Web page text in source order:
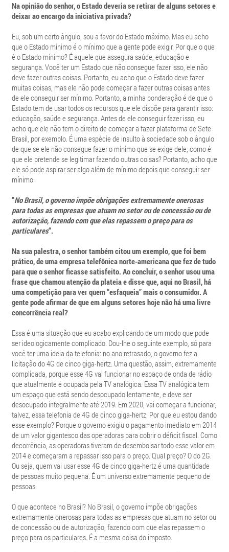
Na opinião do senhor, o Estado deveria se retirar de alguns setores e
deixar ao encargo da iniciativa privada?
Eu, sob um certo ângulo, sou a favor do Estado máximo. Mas eu acho
que o Estado mínimo é o mínimo que a gente pode exigir. Por que o que
é o Estado mínimo? É aquele que assegura saúde, educação e
segurança. Você ter um Estado que não consegue fazer isso, ele não
deve fazer outras coisas. Portanto, eu acho que o Estado deve fazer
muitas coisas, mas ele não pode começar a fazer outras coisas antes
de ele conseguir ser mínimo. Portanto, a minha ponderação é de que o
Estado tem de usar todos os recursos que ele dispõe para garantir isso:
educação, saúde e segurança. Antes de ele conseguir fazer isso, eu
acho que ele não tem o direito de começar a fazer plataforma de Sete
Brasil, por exemplo. É uma espécie de insulto à sociedade sob o ângulo
de que se ele não consegue fazer o mínimo que se exige dele, como é
que ele pretende se legitimar fazendo outras coisas? Portanto, acho que
ele só pode aspirar ser algo além de mínimo depois que conseguir ser
mínimo.
“No Brasil, o governo impõe obrigações extremamente onerosas
para todas as empresas que atuam no setor ou de concessão ou de
autorização, fazendo com que elas repassem o preço para os
particulares“.
Na sua palestra, o senhor também citou um exemplo, que foi bem
prático, de uma empresa telefônica norte-americana que fez de tudo
para que o senhor ficasse satisfeito. Ao concluir, o senhor usou uma
frase que chamou atenção da plateia e disse que, aqui no Brasil, há
uma competição para ver quem “esfaqueia” mais o consumidor. A
gente pode afirmar de que em alguns setores hoje não há uma livre
concorrência real?
Essa é uma situação que eu acabo explicando de um modo que pode
ser ideologicamente complicado. Dou-lhe o seguinte exemplo, só para
você ter uma ideia da telefonia: no ano retrasado, o governo fez a
licitação do 4G de cinco giga-hertz. Uma questão, assim, extremamente
complicada, porque esse 4G vai funcionar no espaço de onda de rádio
que atualmente é ocupada pela TV analógica. Essa TV analógica tem
um espaço que está sendo desocupado lentamente, e deve ser
desocupado integralmente até 2019. Em 2020, vai começar a funcionar,
talvez, essa telefonia de 4G de cinco giga-hertz. Por que eu estou dando
esse exemplo? Porque o governo exigiu o pagamento imediato em 2014
de um valor gigantesco das operadoras para cobrir o déficit fiscal. Como
decorrência, as operadoras tiveram de desembolsar todo esse valor em
2014 e começaram a repassar isso para o preço. Qual preço? O do 2G.
Ou seja, quem vai usar esse 4G de cinco giga-hertz é uma quantidade
de pessoas muito pequena. É um universo extremamente pequeno de
pessoas.
O que acontece no Brasil? No Brasil, o governo impõe obrigações
extremamente onerosas para todas as empresas que atuam no setor ou
de concessão ou de autorização, fazendo com que elas repassem o
preço para os particulares. É a mesma coisa do imposto.